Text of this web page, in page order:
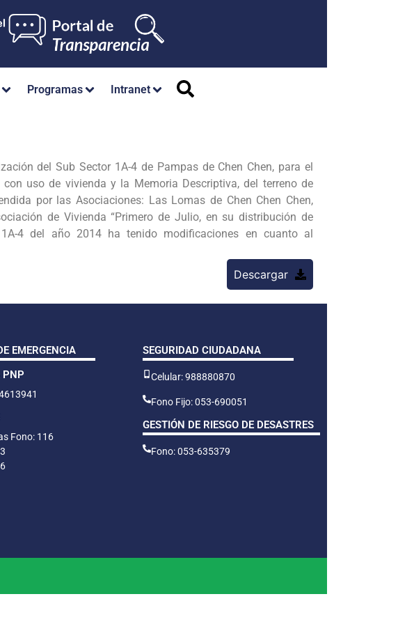
Programas Intranet
del Sub Sector 1A-4 de Pampas de Chen Chen, para el
uso de vivienda y la Memoria Descriptiva, del terreno de
por las Asociaciones: Las Lomas de Chen Chen Chen,
de Vivienda “Primero de Julio, en su distribución de
4 del año 2014 ha tenido modificaciones en cuanto al
Descargar
EMERGENCIA
PNP
Fono: 116
SEGURIDAD CIUDADANA
Celular: 988880870
Fono Fijo: 053-690051
GESTIÓN DE RIESGO DE DESASTRES
Fono: 053-635379